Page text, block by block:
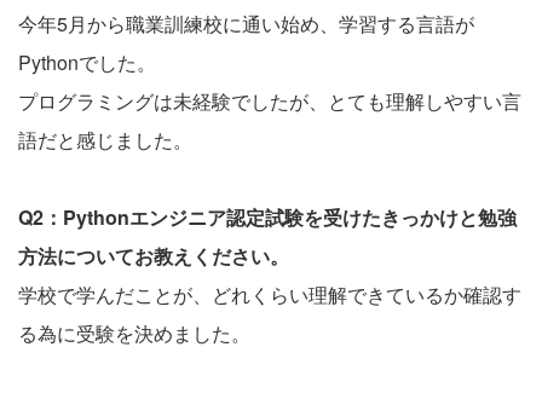
今年5月から職業訓練校に通い始め、学習する言語が
Pythonでした。
プログラミングは未経験でしたが、とても理解しやすい言
語だと感じました。
Q2：Pythonエンジニア認定試験を受けたきっかけと勉強
方法についてお教えください。
学校で学んだことが、どれくらい理解できているか確認す
る為に受験を決めました。